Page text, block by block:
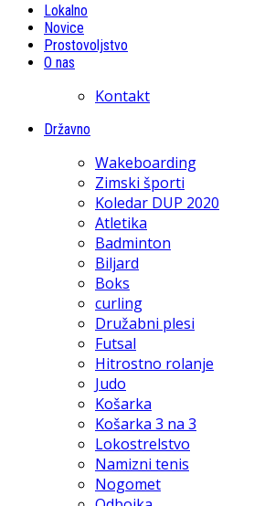
Lokalno
Novice
Prostovoljstvo
O nas
Kontakt
Državno
Wakeboarding
Zimski športi
Koledar DUP 2020
Atletika
Badminton
Biljard
Boks
curling
Družabni plesi
Futsal
Hitrostno rolanje
Judo
Košarka
Košarka 3 na 3
Lokostrelstvo
Namizni tenis
Nogomet